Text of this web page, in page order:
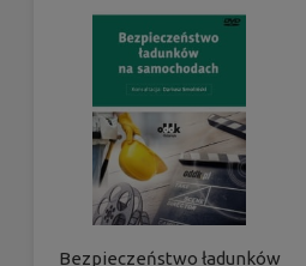
Bezpieczeństwo ładunków